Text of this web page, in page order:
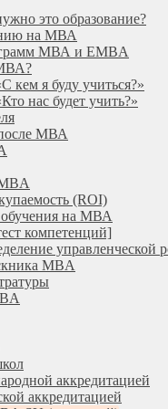
это образование?
на МВА
МВА и EMBA
я буду учиться?»
нас будет учить?»
МВА
(ROI)
на МВА
компетенций]
управленческой
MBA
аккредитацией
аккредитацией